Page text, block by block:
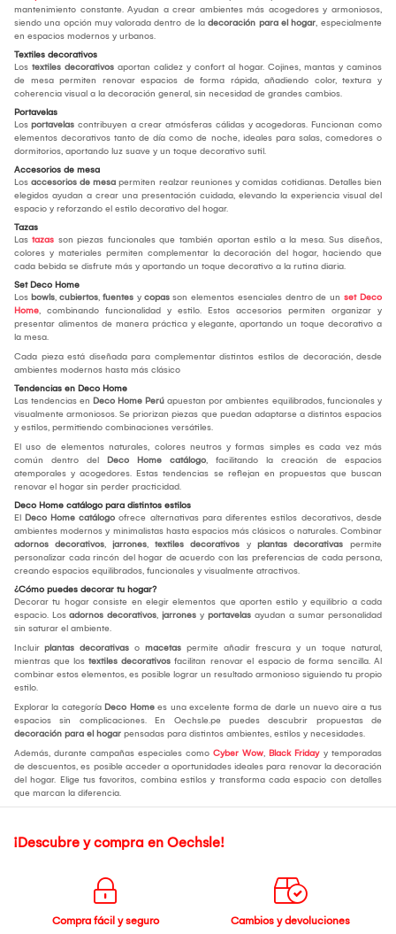
mantenimiento constante. Ayudan a crear ambientes más acogedores y armoniosos,
siendo una opción muy valorada dentro de la decoración para el hogar, especialmente
en espacios modernos y urbanos.
Textiles decorativos
Los textiles decorativos aportan calidez y confort al hogar. Cojines, mantas y caminos
de mesa permiten renovar espacios de forma rápida, añadiendo color, textura y
coherencia visual a la decoración general, sin necesidad de grandes cambios.
Portavelas
Los portavelas contribuyen a crear atmósferas cálidas y acogedoras. Funcionan como
elementos decorativos tanto de día como de noche, ideales para salas, comedores o
dormitorios, aportando luz suave y un toque decorativo sutil.
Accesorios de mesa
Los accesorios de mesa permiten realzar reuniones y comidas cotidianas. Detalles bien
elegidos ayudan a crear una presentación cuidada, elevando la experiencia visual del
espacio y reforzando el estilo decorativo del hogar.
Tazas
Las tazas son piezas funcionales que también aportan estilo a la mesa. Sus diseños,
colores y materiales permiten complementar la decoración del hogar, haciendo que
cada bebida se disfrute más y aportando un toque decorativo a la rutina diaria.
Set Deco Home
Los bowls, cubiertos, fuentes y copas son elementos esenciales dentro de un set Deco
Home, combinando funcionalidad y estilo. Estos accesorios permiten organizar y
presentar alimentos de manera práctica y elegante, aportando un toque decorativo a
la mesa.
Cada pieza está diseñada para complementar distintos estilos de decoración, desde
ambientes modernos hasta más clásico
Tendencias en Deco Home
Las tendencias en Deco Home Perú apuestan por ambientes equilibrados, funcionales y
visualmente armoniosos. Se priorizan piezas que puedan adaptarse a distintos espacios
y estilos, permitiendo combinaciones versátiles.
El uso de elementos naturales, colores neutros y formas simples es cada vez más
común dentro del Deco Home catálogo, facilitando la creación de espacios
atemporales y acogedores. Estas tendencias se reflejan en propuestas que buscan
renovar el hogar sin perder practicidad.
Deco Home catálogo para distintos estilos
El Deco Home catálogo ofrece alternativas para diferentes estilos decorativos, desde
ambientes modernos y minimalistas hasta espacios más clásicos o naturales. Combinar
adornos decorativos, jarrones, textiles decorativos y plantas decorativas permite
personalizar cada rincón del hogar de acuerdo con las preferencias de cada persona,
creando espacios equilibrados, funcionales y visualmente atractivos.
¿Cómo puedes decorar tu hogar?
Decorar tu hogar consiste en elegir elementos que aporten estilo y equilibrio a cada
espacio. Los adornos decorativos, jarrones y portavelas ayudan a sumar personalidad
sin saturar el ambiente.
Incluir plantas decorativas o macetas permite añadir frescura y un toque natural,
mientras que los textiles decorativos facilitan renovar el espacio de forma sencilla. Al
combinar estos elementos, es posible lograr un resultado armonioso siguiendo tu propio
estilo.
Explorar la categoría Deco Home es una excelente forma de darle un nuevo aire a tus
espacios sin complicaciones. En Oechsle.pe puedes descubrir propuestas de
decoración para el hogar pensadas para distintos ambientes, estilos y necesidades.
Además, durante campañas especiales como Cyber Wow, Black Fridayy temporadas
de descuentos, es posible acceder a oportunidades ideales para renovar la decoración
del hogar. Elige tus favoritos, combina estilos y transforma cada espacio con detalles
que marcan la diferencia.
¡Descubre y compra en Oechsle!
Compra fácil y seguro
Cambios y devoluciones